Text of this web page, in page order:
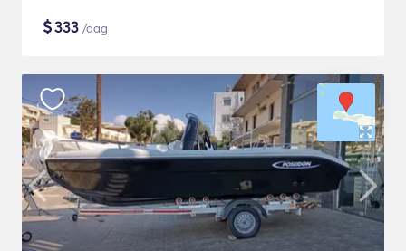
$333 /dag